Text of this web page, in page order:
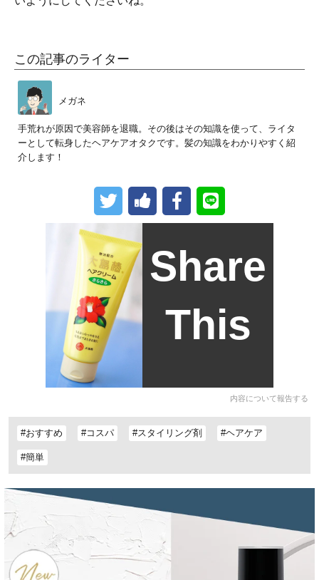
この記事のライター
メガネ
手荒れが原因で美容師を退職。その後はその知識を使って、ライタ
ーとして転身したヘアケアオタクです。髪の知識をわかりやすく紹
介します！
Share
This
内容について報告する
#おすすめ #コスパ #スタイリング剤 #ヘアケア
#簡単